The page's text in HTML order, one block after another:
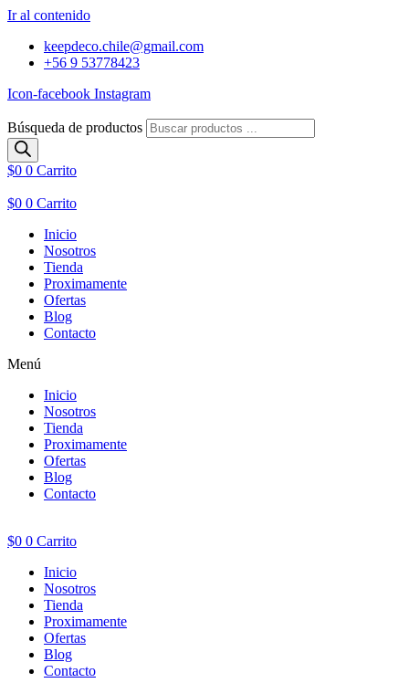
Ir al contenido
keepdeco.chile@gmail.com
+56 9 53778423
Icon-facebook Instagram
Búsqueda de productos
$0 0 Carrito
$0 0 Carrito
Inicio
Nosotros
Tienda
Proximamente
Ofertas
Blog
Contacto
Menú
Inicio
Nosotros
Tienda
Proximamente
Ofertas
Blog
Contacto
$0 0 Carrito
Inicio
Nosotros
Tienda
Proximamente
Ofertas
Blog
Contacto